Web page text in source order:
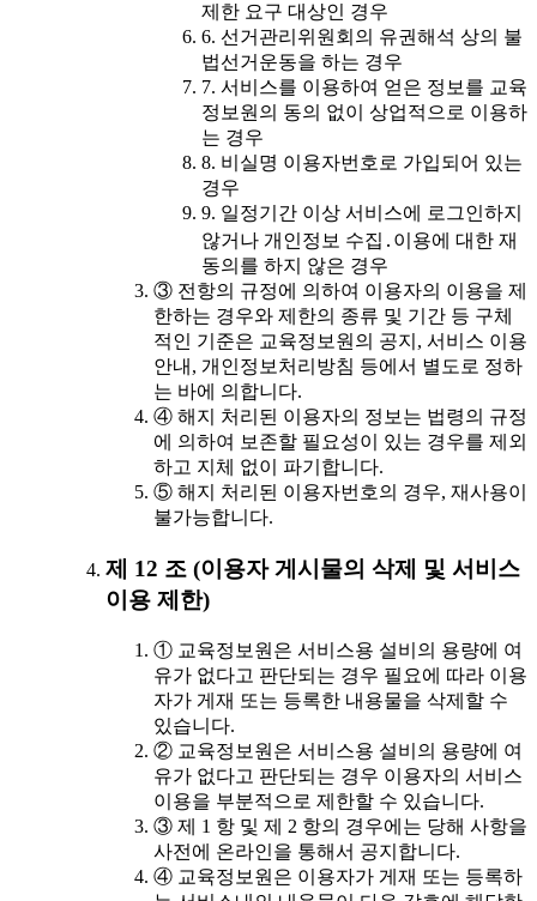
제한 요구 대상인 경우
6. 선거관리위원회의 유권해석 상의 불
법선거운동을 하는 경우
7. 서비스를 이용하여 얻은 정보를 교육
정보원의 동의 없이 상업적으로 이용하
는 경우
8. 비실명 이용자번호로 가입되어 있는
경우
9. 일정기간 이상 서비스에 로그인하지
않거나 개인정보 수집․이용에 대한 재
동의를 하지 않은 경우
③ 전항의 규정에 의하여 이용자의 이용을 제
한하는 경우와 제한의 종류 및 기간 등 구체
적인 기준은 교육정보원의 공지, 서비스 이용
안내, 개인정보처리방침 등에서 별도로 정하
는 바에 의합니다.
④ 해지 처리된 이용자의 정보는 법령의 규정
에 의하여 보존할 필요성이 있는 경우를 제외
하고 지체 없이 파기합니다.
⑤ 해지 처리된 이용자번호의 경우, 재사용이
불가능합니다.
제 12 조 (이용자 게시물의 삭제 및 서비스
이용 제한)
① 교육정보원은 서비스용 설비의 용량에 여
유가 없다고 판단되는 경우 필요에 따라 이용
자가 게재 또는 등록한 내용물을 삭제할 수
있습니다.
② 교육정보원은 서비스용 설비의 용량에 여
유가 없다고 판단되는 경우 이용자의 서비스
이용을 부분적으로 제한할 수 있습니다.
③ 제 1 항 및 제 2 항의 경우에는 당해 사항을
사전에 온라인을 통해서 공지합니다.
④ 교육정보원은 이용자가 게재 또는 등록하